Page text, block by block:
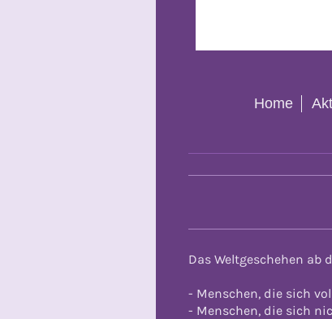
Home
Das Weltgeschehen ab
- Menschen, die sich
- Menschen, die sich